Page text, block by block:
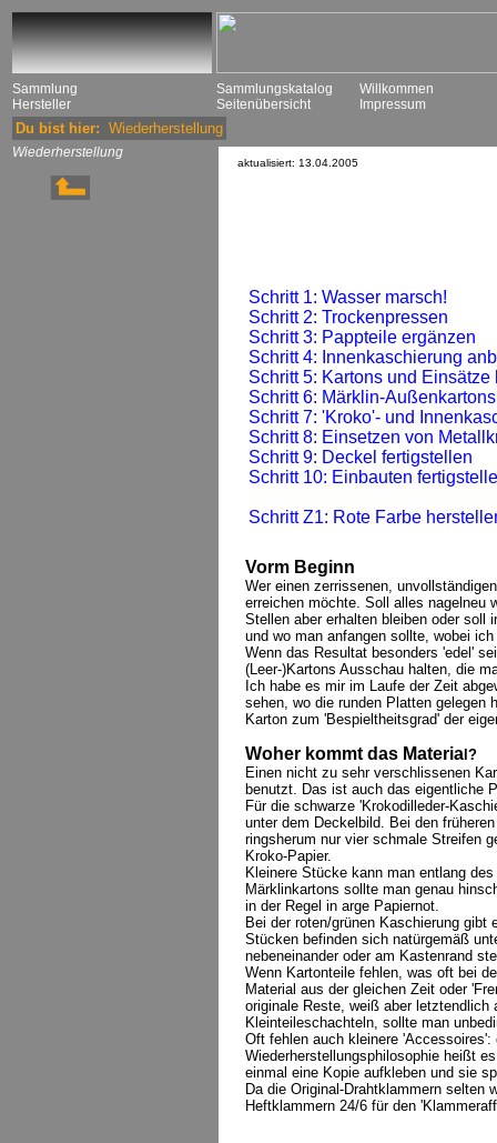
Sammlung
Hersteller
Sammlungskatalog
Seitenübersicht
Willkommen
Impressum
Du bist hier: Wiederherstellung
Wiederherstellung
aktualisiert: 13.04.2005
Schritt 1: Wasser marsch!
Schritt 2: Trockenpressen
Schritt 3: Pappteile ergänzen
Schritt 4: Innenkaschierung
Schritt 5: Kartons und Einsätze
Schritt 6: Märklin-
Schritt 7: 'Kroko'- und
Schritt 8: Einsetzen von
Schritt 9: Deckel fertigstellen
Schritt 10: Einbauten
Schritt Z1: Rote Farbe
Vorm Beginn
Wer einen zerrissenen,
erreichen möchte. Soll alles nagelneu
Stellen aber erhalten bleiben oder soll
und wo man anfangen sollte, wobei
Wenn das Resultat besonders 'edel'
(Leer-)Kartons Ausschau halten, die
Ich habe es mir im Laufe der Zeit
sehen, wo die runden Platten gelegen
Karton zum 'Bespieltheitsgrad' der
Woher kommt das Materia l?
Einen nicht zu sehr verschlissenen
benutzt. Das ist auch das eigentliche
Für die schwarze 'Krokodilleder-
unter dem Deckelbild. Bei den
ringsherum nur vier schmale Streifen
Kroko-Papier.
Kleinere Stücke kann man entlang
Märklinkartons sollte man genau
in der Regel in arge Papiernot.
Bei der roten/grünen Kaschierung
Stücken befinden sich natürgemäß
nebeneinander oder am Kastenrand
Wenn Kartonteile fehlen, was oft bei
Material aus der gleichen Zeit oder
originale Reste, weiß aber letztendlich
Kleinteileschachteln, sollte man
Oft fehlen auch kleinere
Wiederherstellungsphilosophie heißt
einmal eine Kopie aufkleben und sie
Da die Original-Drahtklammern selten
Heftklammern 24/6 für den